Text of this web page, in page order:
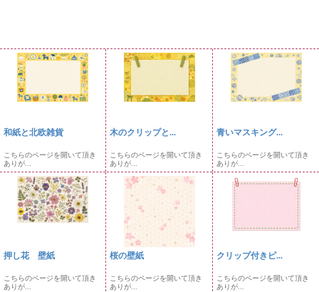
和紙と北欧雑貨
こちらのページを開いて頂き
ありが...
木のクリップと...
こちらのページを開いて頂き
ありが...
青いマスキング...
こちらのページを開いて頂き
ありが...
押し花 壁紙
こちらのページを開いて頂き
ありが...
桜の壁紙
こちらのページを開いて頂き
ありが...
クリップ付きピ...
こちらのページを開いて頂き
ありが...